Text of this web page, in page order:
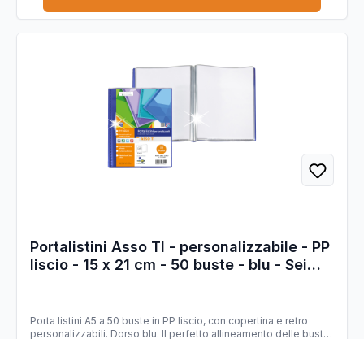
Portalistini Asso TI - personalizzabile - PP
liscio - 15 x 21 cm - 50 buste - blu - Sei
Porta listini A5 a 50 buste in PP liscio, con copertina e retro
personalizzabili. Dorso blu. Il perfetto allineamento delle buste